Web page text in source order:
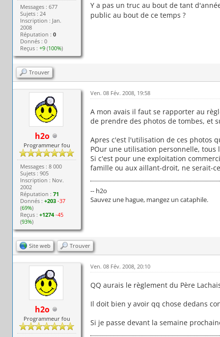
Messages : 677
Sujets : 24
Inscription : Jan.
2008
Réputation :0
Donnés : 0
Reçus :+9 (100%)
Y a pas un truc au bout de tant
public au bout de ce temps ?
Trouver
h2o
Programmeur fou
Messages : 8 000
Sujets : 905
Inscription : Nov.
2002
Réputation :71
Donnés :+203 -37
(69%)
Reçus :+1274 -45
(93%)
Ven. 08 Fév. 2008, 19:58
A mon avais il faut se rapporter au
de prendre des photos de tombes, et
Apres c'est l'utilisation de ces photos
POur une utilisation personnelle, tous
Si c'est pour une exploitation
famille ou aux aillant-droit, ne serait-
-- h2o
Sauvez une hague, mangez un cataphile.
Site web Trouver
h2o
Programmeur fou
Ven. 08 Fév. 2008, 20:10
QQ aurais le règlement du Père
Il doit bien y avoir qq chose dedans
Si je passe devant la semaine